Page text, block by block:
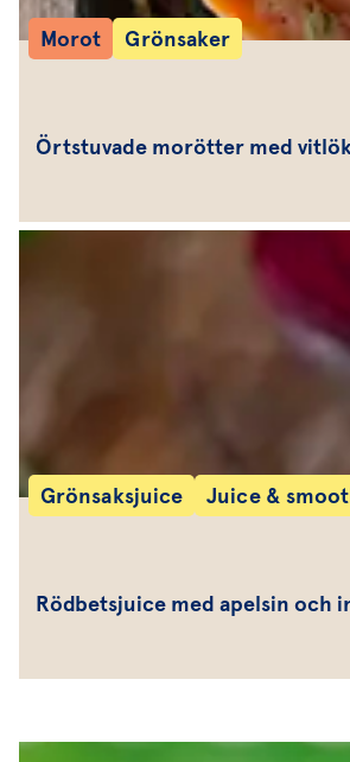
Morot Grönsaker
Örtstuvade morötter med vitlök
Grönsaksjuice Juice &
Rödbetsjuice med apelsin och